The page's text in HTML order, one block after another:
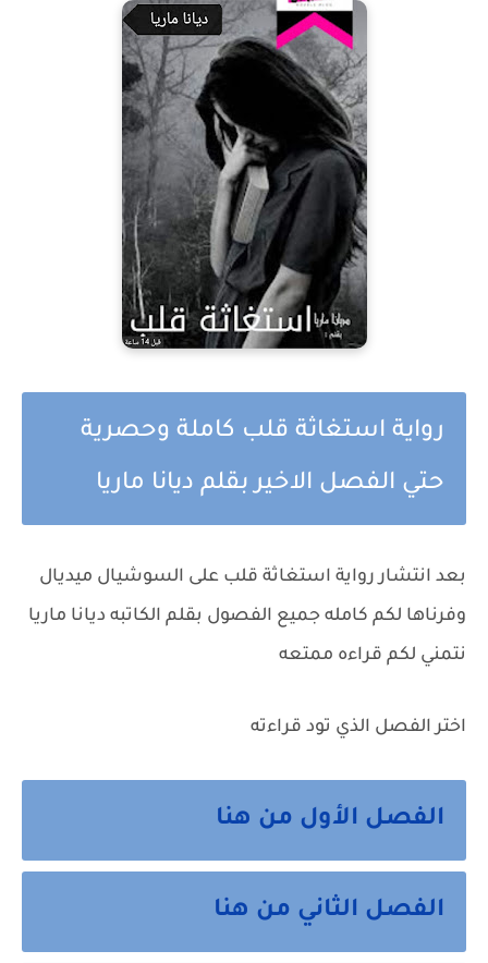
رواية استغاثة قلب كاملة وحصرية
حتي الفصل الاخير بقلم ديانا ماريا
بعد انتشار رواية استغاثة قلب على السوشيال ميديال
وفرناها لكم كامله جميع الفصول بقلم الكاتبه ديانا ماريا
نتمني لكم قراءه ممتعه
اختر الفصل الذي تود قراءته
الفصل الأول من هنا
الفصل الثاني من هنا